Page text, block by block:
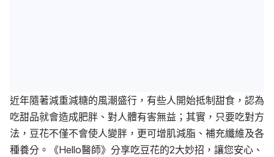
近年隨著減重減糖的風潮盛行，有些人開始抵制甜食，認為
吃甜品就會造成肥胖、對人體有害無益；其實，只要吃對方
法，豆花不僅不會使人變胖，更可增肌減脂、補充纖維及各
種養分。《Hello醫師》分享吃豆花的2大妙招，讓您安心、